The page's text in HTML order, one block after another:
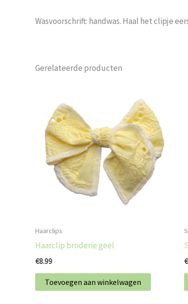
Wasvoorschrift: handwas. Haal het clipje
Gerelateerde producten
Haarclips
Haarclip broderie geel
€8.99
Toevoegen aan winkelwagen
€